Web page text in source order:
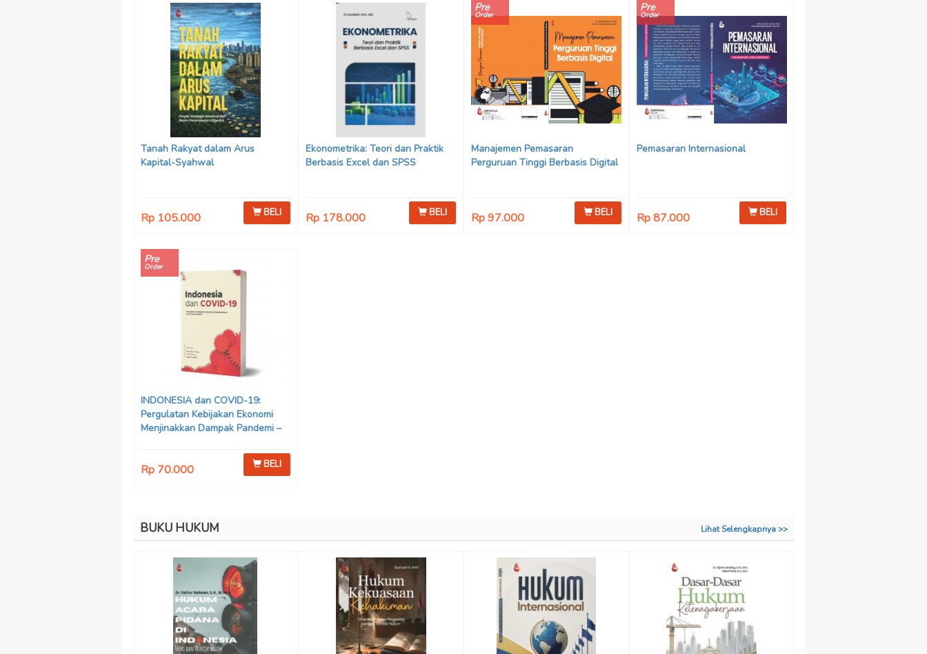
Tanah Rakyat dalam Arus
Kapital-Syahwal
Rp 105.000 BELI
Ekonometrika: Teori dan Praktik
Berbasis Excel dan SPSS
Rp 178.000 BELI
Pre
Order
Manajemen Pemasaran
Perguruan Tinggi Berbasis Digital
Rp 97.000 BELI
Pre
Order
Pemasaran Internasional
Rp 87.000 BELI
Pre
Order
INDONESIA dan COVID-19:
Pergulatan Kebijakan Ekonomi
Menjinakkan Dampak Pandemi –
Rp 70.000 BELI
BUKU HUKUM Lihat Selengkapnya >>